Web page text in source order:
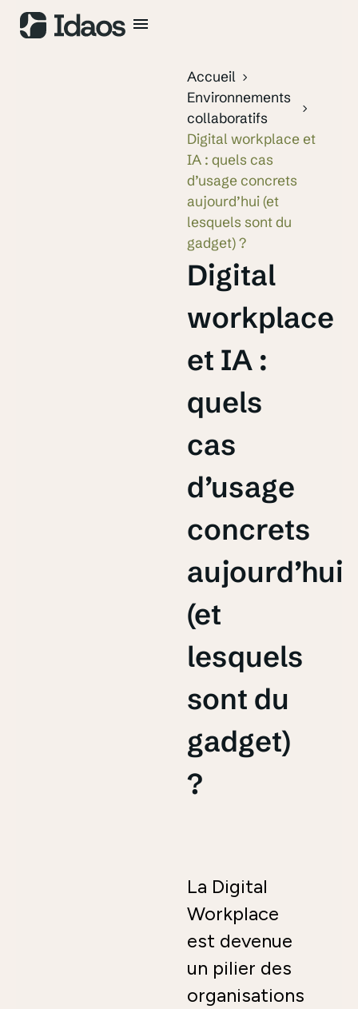
Accueil
Environnements
collaboratifs
Digital workplace et
IA : quels cas
d’usage concrets
aujourd’hui (et
lesquels sont du
gadget) ?
Digital
workplace
et IA :
quels
cas
d’usage
concrets
aujourd’hui
(et
lesquels
sont du
gadget)
?
La Digital
Workplace
est devenue
un pilier des
organisations